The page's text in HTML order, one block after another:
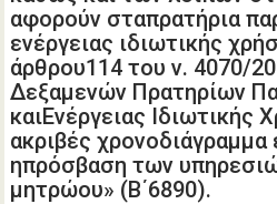
αφορούν σταπρατήρια
ενέργειας ιδιωτικής
άρθρου114 του ν. 4070/
Δεξαμενών Πρατηρίων
καιΕνέργειας Ιδιωτικής
ακριβές
ηπρόσβαση των
μητρώου» (Β΄6890).